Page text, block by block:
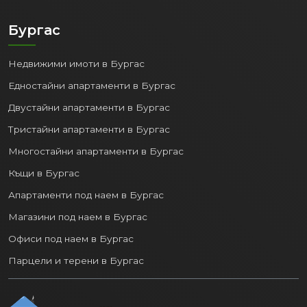
Бургас
Недвижими имоти в Бургас
Едностайни апартаменти в Бургас
Двустайни апартаменти в Бургас
Тристайни апартаменти в Бургас
Многостайни апартаменти в Бургас
Къщи в Бургас
Апартаменти под наем в Бургас
Магазини под наем в Бургас
Офиси под наем в Бургас
Парцели и терени в Бургас